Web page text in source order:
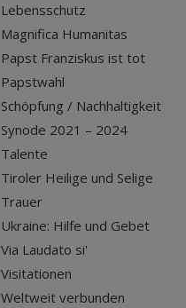
Lebensschutz
Magnifica Humanitas
Papst Franziskus ist tot
Papstwahl
Schöpfung / Nachhaltigkeit
Synode 2021 – 2024
Talente
Tiroler Heilige und Selige
Trauer
Ukraine: Hilfe und Gebet
Via Laudato si'
Visitationen
Weltweit verbunden